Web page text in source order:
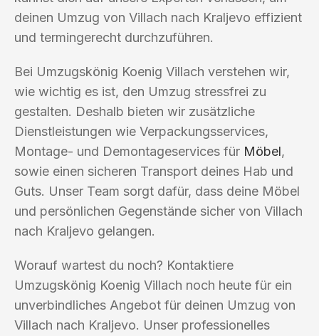
deinen Umzug von Villach nach Kraljevo effizient
und termingerecht durchzuführen.
Bei Umzugskönig Koenig Villach verstehen wir,
wie wichtig es ist, den Umzug stressfrei zu
gestalten. Deshalb bieten wir zusätzliche
Dienstleistungen wie Verpackungsservices,
Montage- und Demontageservices für Möbel,
sowie einen sicheren Transport deines Hab und
Guts. Unser Team sorgt dafür, dass deine Möbel
und persönlichen Gegenstände sicher von Villach
nach Kraljevo gelangen.
Worauf wartest du noch? Kontaktiere
Umzugskönig Koenig Villach noch heute für ein
unverbindliches Angebot für deinen Umzug von
Villach nach Kraljevo. Unser professionelles